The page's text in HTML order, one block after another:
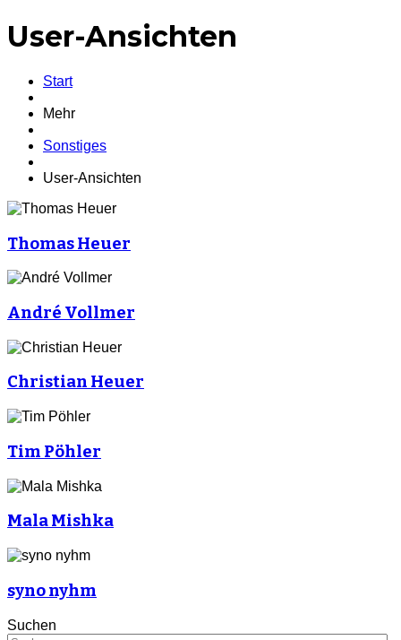
User-Ansichten
Start
Mehr
Sonstiges
User-Ansichten
Thomas Heuer
André Vollmer
Christian Heuer
Tim Pöhler
Mala Mishka
syno nyhm
Suchen